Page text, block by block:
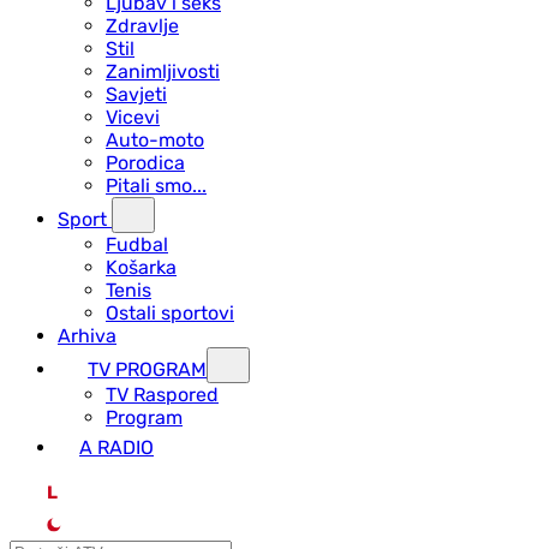
Zdravlje
Stil
Zanimljivosti
Savjeti
Vicevi
Auto-moto
Porodica
Pitali smo...
Sport
Fudbal
Košarka
Tenis
Ostali sportovi
Arhiva
TV PROGRAM
ТV Raspored
Program
A RADIO
L